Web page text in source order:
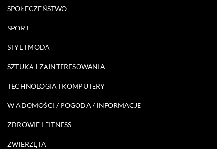
SPOŁECZEŃSTWO
SPORT
STYL I MODA
SZTUKA I ZAINTERESOWANIA
TECHNOLOGIA I KOMPUTERY
WIADOMOŚCI / POGODA / INFORMACJE
ZDROWIE I FITNESS
ZWIERZĘTA